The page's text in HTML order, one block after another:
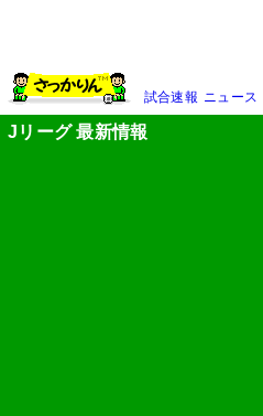
試合速報 ニュース
Jリーグ 最新情報